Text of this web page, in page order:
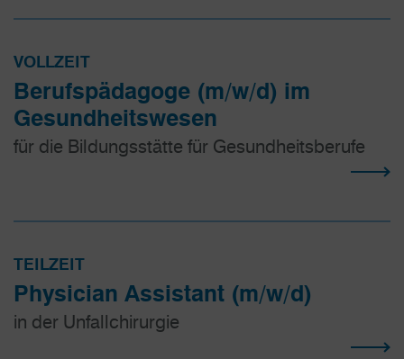
VOLLZEIT
Berufspädagoge (m/w/d) im
Gesundheitswesen
für die Bildungsstätte für Gesundheitsberufe
TEILZEIT
Physician Assistant (m/w/d)
in der Unfallchirurgie